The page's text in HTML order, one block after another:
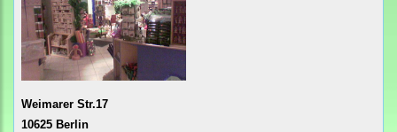
Weimarer Str.17
10625 Berlin